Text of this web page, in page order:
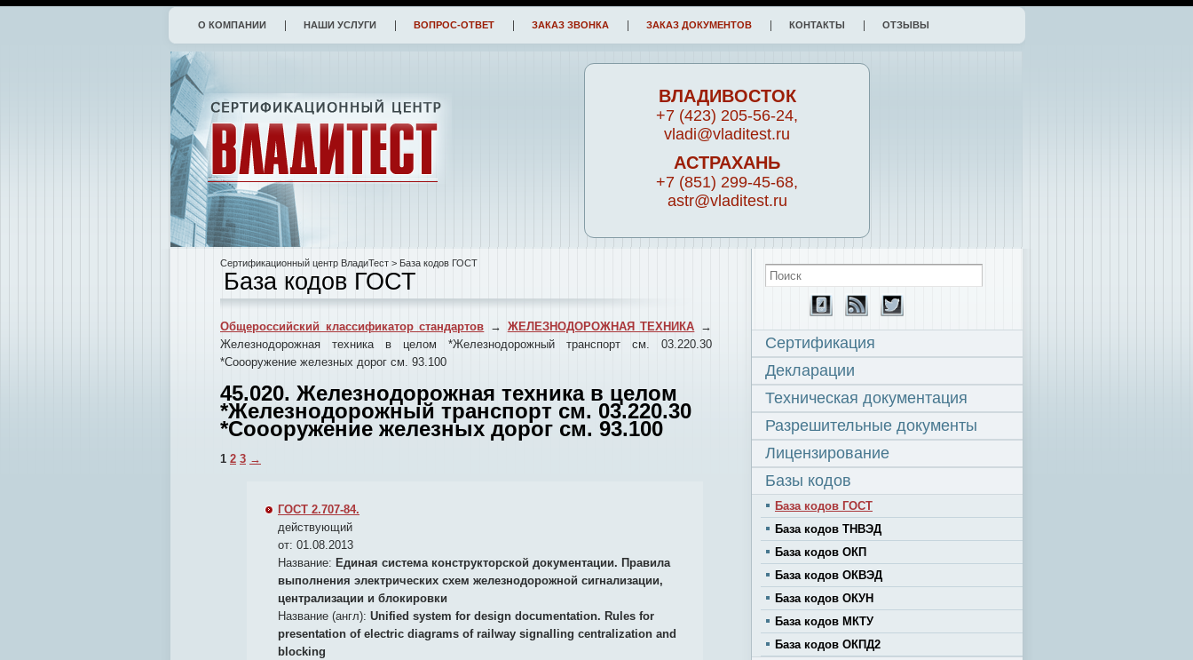
О КОМПАНИИ НАШИ УСЛУГИ ВОПРОС-ОТВЕТ ЗАКАЗ ЗВОНКА ЗАКАЗ ДОКУМЕНТОВ КОНТАКТЫ ОТЗЫВЫ
ВЛАДИВОСТОК
+7 (423) 205-56-24,
vladi@vladitest.ru
АСТРАХАНЬ
+7 (851) 299-45-68,
astr@vladitest.ru
Сертификационный центр ВладиТест > База кодов ГОСТ
База кодов ГОСТ
Общероссийский классификатор стандартов → ЖЕЛЕЗНОДОРОЖНАЯ ТЕХНИКА →
Железнодорожная техника в целом *Железнодорожный транспорт см. 03.220.30
*Соооружение железных дорог см. 93.100
45.020. Железнодорожная техника в целом
*Железнодорожный транспорт см. 03.220.30
*Соооружение железных дорог см. 93.100
1 2 3 →
ГОСТ 2.707-84.
действующий
от: 01.08.2013
Название: Единая система конструкторской документации. Правила
выполнения электрических схем железнодорожной сигнализации,
централизации и блокировки
Название (англ): Unified system for design documentation. Rules for
presentation of electric diagrams of railway signalling centralization and
blocking
Сертификация
Декларации
Техническая документация
Разрешительные документы
Лицензирование
Базы кодов
База кодов ГОСТ
База кодов ТНВЭД
База кодов ОКП
База кодов ОКВЭД
База кодов ОКУН
База кодов МКТУ
База кодов ОКПД2